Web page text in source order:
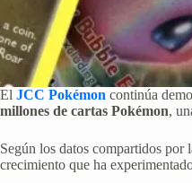
El JCC Pokémon continúa
millones de cartas Pokémon,
Según los datos compartidos por
crecimiento que ha